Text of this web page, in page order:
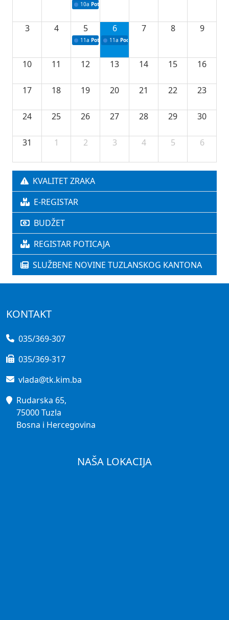
10a Potpisivanje ugovora sa neprofitnim
3 4 5
11a Potpisivanje ugovora o stipendijama za
6
11a Podrška razvoju vodne infrastrukture u
7 8 9
10 11 12 13 14 15 16
17 18 19 20 21 22 23
24 25 26 27 28 29 30
31 1 2 3 4 5 6
KVALITET ZRAKA
E-REGISTAR
BUDŽET
REGISTAR POTICAJA
SLUŽBENE NOVINE TUZLANSKOG KANTONA
KONTAKT
035/369-307
035/369-317
vlada@tk.kim.ba
Rudarska 65,
75000 Tuzla
Bosna i Hercegovina
NAŠA LOKACIJA